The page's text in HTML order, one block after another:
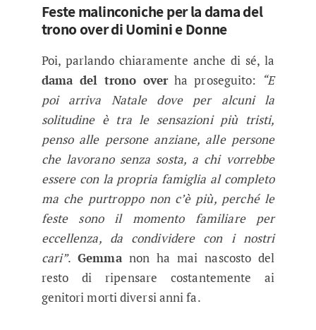
Feste malinconiche per la dama del
trono over di Uomini e Donne
Poi, parlando chiaramente anche di sé, la
dama del trono overha proseguito: “E
poi arriva Natale dove per alcuni la
solitudine è tra le sensazioni più tristi,
penso alle persone anziane, alle persone
che lavorano senza sosta, a chi vorrebbe
essere con la propria famiglia al completo
ma che purtroppo non c’è più, perché le
feste sono il momento familiare per
eccellenza, da condividere con i nostri
cari”.Gemmanon ha mai nascosto del
resto di ripensare costantemente ai
genitori morti diversi anni fa.